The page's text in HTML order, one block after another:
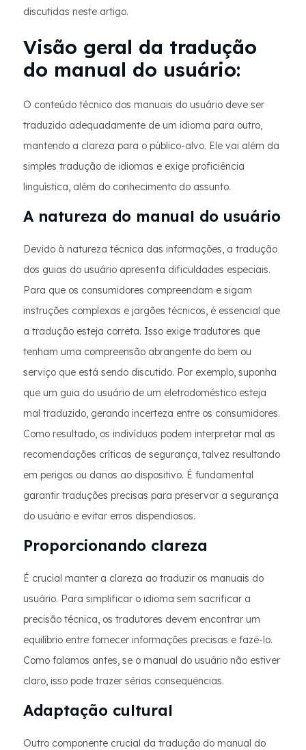
discutidas neste artigo.
Visão geral da tradução
do manual do usuário:
O conteúdo técnico dos manuais do usuário deve ser
traduzido adequadamente de um idioma para outro,
mantendo a clareza para o público-alvo. Ele vai além da
simples tradução de idiomas e exige proficiência
linguística, além do conhecimento do assunto.
A natureza do manual do usuário
Devido à natureza técnica das informações, a tradução
dos guias do usuário apresenta dificuldades especiais.
Para que os consumidores compreendam e sigam
instruções complexas e jargões técnicos, é essencial que
a tradução esteja correta. Isso exige tradutores que
tenham uma compreensão abrangente do bem ou
serviço que está sendo discutido. Por exemplo, suponha
que um guia do usuário de um eletrodoméstico esteja
mal traduzido, gerando incerteza entre os consumidores.
Como resultado, os indivíduos podem interpretar mal as
recomendações críticas de segurança, talvez resultando
em perigos ou danos ao dispositivo. É fundamental
garantir traduções precisas para preservar a segurança
do usuário e evitar erros dispendiosos.
Proporcionando clareza
É crucial manter a clareza ao traduzir os manuais do
usuário. Para simplificar o idioma sem sacrificar a
precisão técnica, os tradutores devem encontrar um
equilíbrio entre fornecer informações precisas e fazê-lo.
Como falamos antes, se o manual do usuário não estiver
claro, isso pode trazer sérias consequências.
Adaptação cultural
Outro componente crucial da tradução do manual do